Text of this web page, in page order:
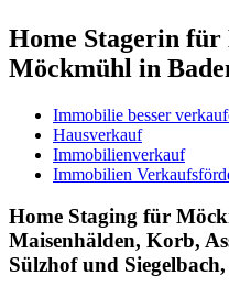
Home Stagerin für
Möckmühl in
Immobilie besser
Hausverkauf
Immobilienverkauf
Immobilien
Home Staging für
Maisenhälden, Korb,
Sülzhof und